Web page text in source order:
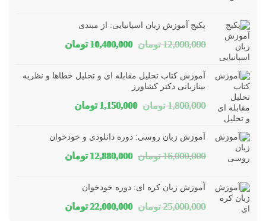
پکیج آموزش زبان اسپانیایی: از مبتدی
12,000,000 تومان قیمت
بود.
10,400,000 تومانقیمت
آموزش کتاب تحلیل مقابله ای و تحلیل خطاها و نظریه
بینازبانی دکتر کشاورز
1,800,000 تومان قیمت
1,150,000 تومانقیمت
آموزش زبان روسی: دوره دانلودی و خودخوان
16,000,000 تومان قیمت
12,880,000 تومانقیمت
آموزش زبان کره ای: دوره خودخوان
25,000,000 تومان قیمت
22,000,000 تومانقیمت